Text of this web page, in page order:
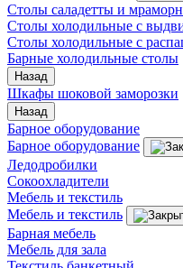
Столы саладетты и
Столы холодильные с
Столы холодильные с
Барные холодильные столы
Назад
Шкафы шоковой заморозки
Назад
Барное оборудование
Барное оборудование
Ледодробилки
Сокоохладители
Мебель и текстиль
Мебель и текстиль
Барная мебель
Мебель для зала